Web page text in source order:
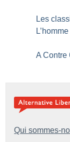
Les
A Contre
Qui sommes-